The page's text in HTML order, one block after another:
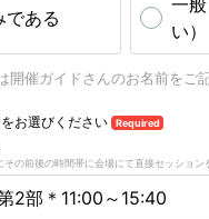
である
一
い）
開催ガイドさんのお名前をご
お選びください Required
その前後の時間帯に会場にて直接セッション
2部＊11:00～15:40